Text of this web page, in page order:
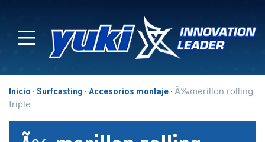
Inicio Surfcasting Accesorios montaje
Ã‰merillon rolling
triple